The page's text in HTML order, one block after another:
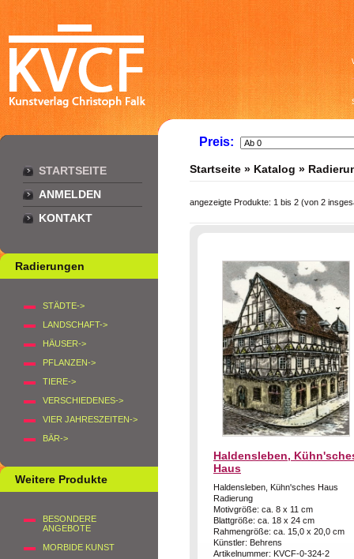
STARTSEITE
ANMELDEN
KONTAKT
Radierungen
STÄDTE->
LANDSCHAFT->
HÄUSER->
PFLANZEN->
TIERE->
VERSCHIEDENES->
VIER JAHRESZEITEN->
BÄR->
Weitere Produkte
BESONDERE
ANGEBOTE
MORBIDE KUNST
Preis:
Startseite » Katalog »
angezeigte Produkte: 1 bis 2 (von 2
Haldensleben,
Haus
Haldensleben, Kühn'sches Haus
Radierung
Motivgröße: ca. 8 x 11 cm
Blattgröße: ca. 18 x 24 cm
Rahmengröße: ca. 15,0 x 20,0 cm
Künstler: Behrens
Artikelnummer: KVCF-0-324-2